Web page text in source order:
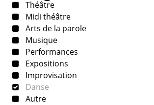
Théâtre
Midi théâtre
Arts de la parole
Musique
Performances
Expositions
Improvisation
Danse
Autre